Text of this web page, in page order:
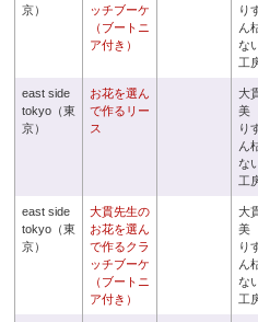
京）
ッチブーケ
（ブートニ
ア付き）
り
ん
な
工
east side
tokyo（東
京）
お花を選ん
で作るリー
ス
大
美
り
ん
な
工
east side
tokyo（東
京）
大貫先生の
お花を選ん
で作るクラ
ッチブーケ
（ブートニ
ア付き）
大
美
り
ん
な
工